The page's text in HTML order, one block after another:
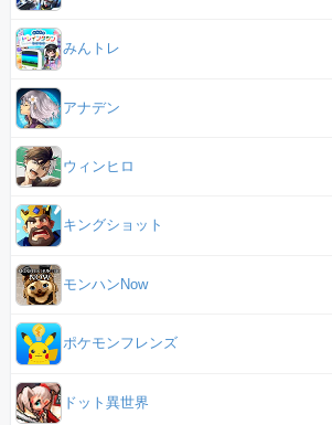
みんトレ
アナデン
ウィンヒロ
キングショット
モンハンNow
ポケモンフレンズ
ドット異世界